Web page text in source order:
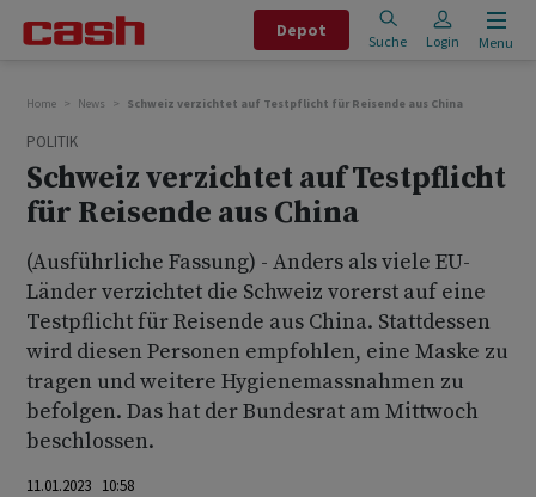
Depot
Suche Login Menu
Home News Schweiz verzichtet auf Testpflicht für Reisende aus China
POLITIK
Schweiz verzichtet auf Testpflicht
für Reisende aus China
(Ausführliche Fassung) - Anders als viele EU-
Länder verzichtet die Schweiz vorerst auf eine
Testpflicht für Reisende aus China. Stattdessen
wird diesen Personen empfohlen, eine Maske zu
tragen und weitere Hygienemassnahmen zu
befolgen. Das hat der Bundesrat am Mittwoch
beschlossen.
11.01.2023 10:58